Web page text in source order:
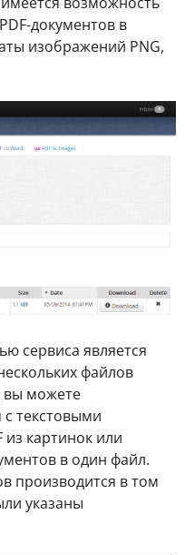
документов в
изображений PNG,
сервиса является
файлов
вы можете
текстовыми
из картинок или
в один файл.
производится в том
указаны